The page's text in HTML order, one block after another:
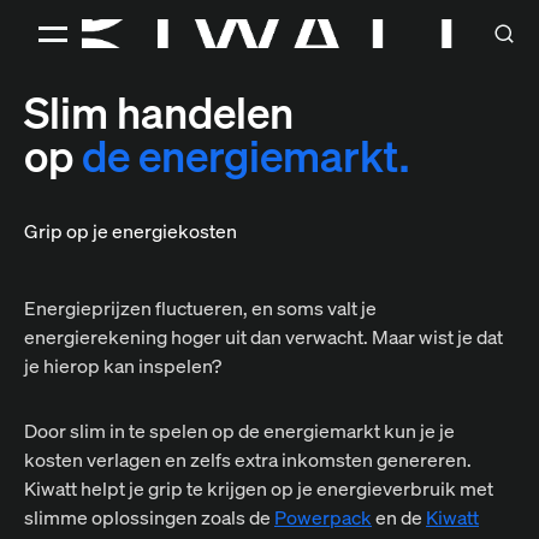
Slim handelen
opde energiemarkt.
Grip op je energiekosten
Energieprijzen fluctueren, en soms valt je
energierekening hoger uit dan verwacht. Maar wist je dat
je hierop kan inspelen?
Door slim in te spelen op de energiemarkt kun je je
kosten verlagen en zelfs extra inkomsten genereren.
Kiwatt helpt je grip te krijgen op je energieverbruik met
slimme oplossingen zoals de Powerpacken de Kiwatt